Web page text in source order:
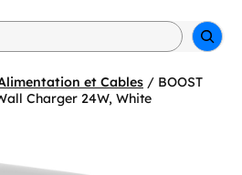
et Cables / BOOST
Charger 24W, White